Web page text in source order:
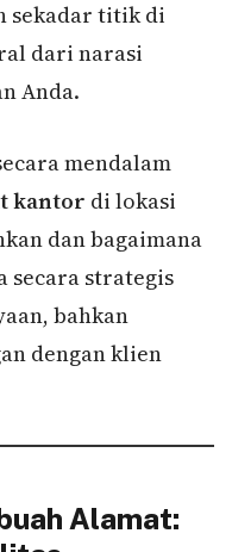
sekadar titik di
dari narasi
Anda.
mendalam
kantor di lokasi
dan bagaimana
secara strategis
bahkan
dengan klien
Alamat: